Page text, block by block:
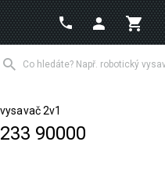
2v1
90000